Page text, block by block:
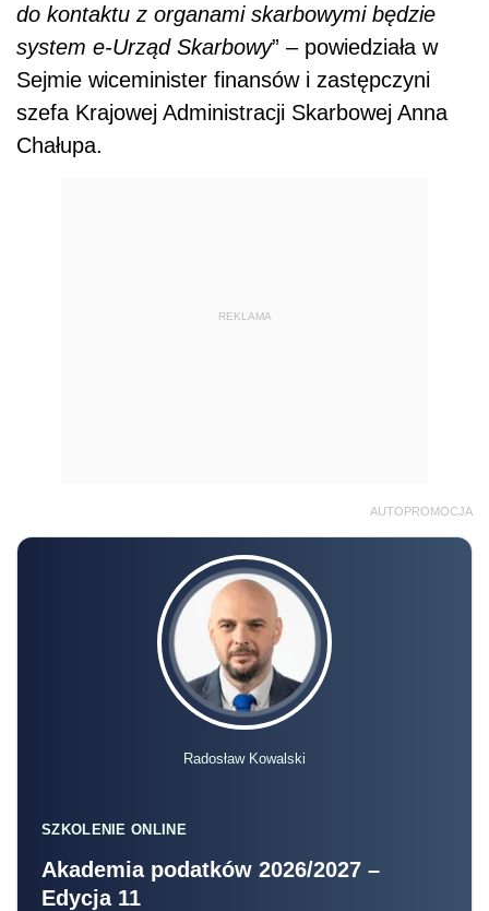
do kontaktu z organami skarbowymi będzie
system e-Urząd Skarbowy” – powiedziała w
Sejmie wiceminister finansów i zastępczyni
szefa Krajowej Administracji Skarbowej Anna
Chałupa.
REKLAMA
AUTOPROMOCJA
Radosław Kowalski
SZKOLENIE ONLINE
Akademia podatków 2026/2027 –
Edycja 11